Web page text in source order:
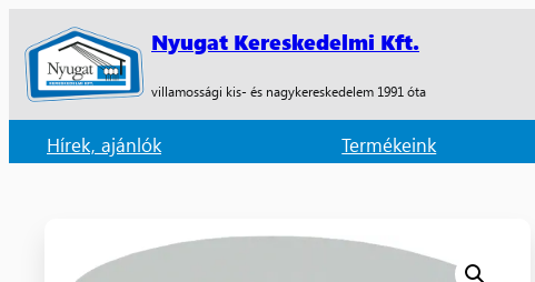
Nyugat Kereskedelmi Kft.
villamossági kis- és nagykereskedelem 1991 óta
Hírek, ajánlók Termékeink